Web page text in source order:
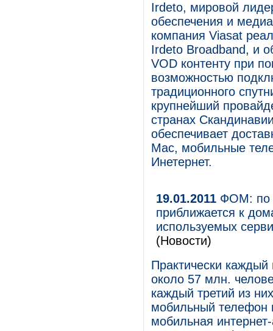
Irdeto, мировой
обеспечения и
компания Viasat
Irdeto Broadband, и
VOD контенту при
возможностью
традиционного
крупнейший
странах
обеспечивает
Mac, мобильные
Инетернет.
19.01.2011 ФОМ: по
приближается к
используемых
(Новости)
Практически
около 57 млн.
каждый третий из
мобильный телефон
мобильная